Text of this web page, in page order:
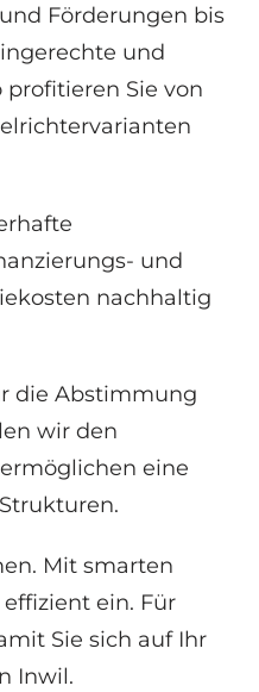
Förderungen bis
und
Sie von
und
nachhaltig
die Abstimmung
wir den
eine
Mit smarten
ein. Für
Sie sich auf Ihr
Inwil.